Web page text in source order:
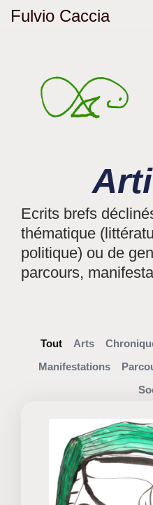
Fulvio Caccia
Ecrits brefs
thématique
politique) ou de
parcours,
Arts
Manifestations
Tout